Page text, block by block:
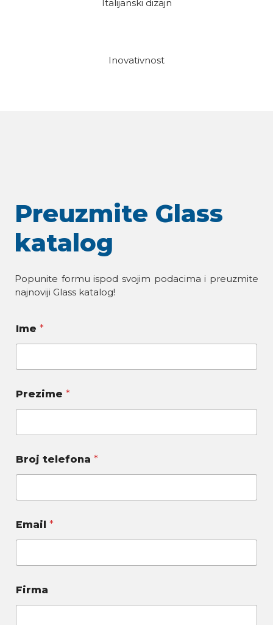
Italijanski dizajn
Inovativnost
Preuzmite Glass
katalog
Popunite formu ispod svojim podacima i preuzmite
najnoviji Glass katalog!
Ime *
Prezime *
Broj telefona *
Email *
Firma